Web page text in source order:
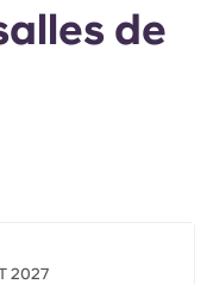
de
2027